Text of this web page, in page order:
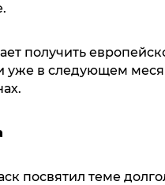
получить
уже в следующем
посвятил теме